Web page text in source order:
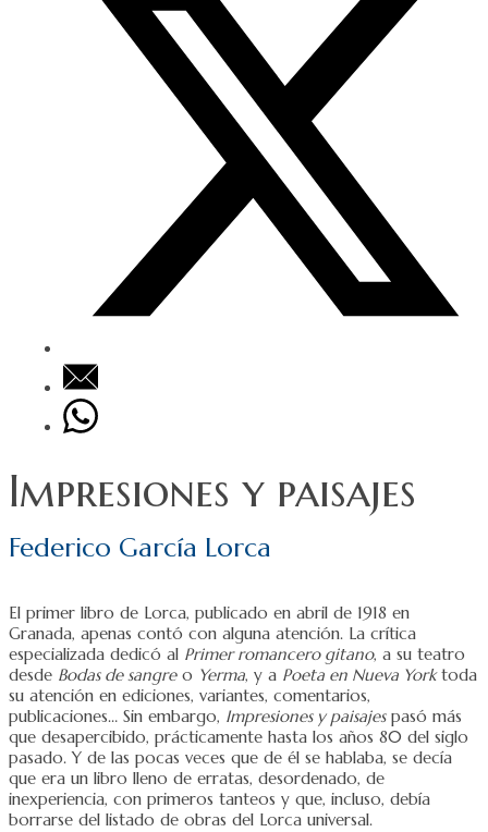
Impresiones y paisajes
Federico García Lorca
El primer libro de Lorca, publicado en abril de 1918 en
Granada, apenas contó con alguna atención. La crítica
especializada dedicó al Primer romancero gitano, a su teatro
desde Bodas de sangreo Yerma, y a Poeta en Nueva Yorktoda
su atención en ediciones, variantes, comentarios,
publicaciones… Sin embargo, Impresiones y paisajespasó más
que desapercibido, prácticamente hasta los años 80 del siglo
pasado. Y de las pocas veces que de él se hablaba, se decía
que era un libro lleno de erratas, desordenado, de
inexperiencia, con primeros tanteos y que, incluso, debía
borrarse del listado de obras del Lorca universal.